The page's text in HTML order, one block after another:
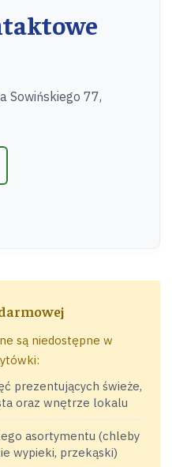
Sowińskiego 77,
są niedostępne w
prezentujących świeże,
oraz wnętrze lokalu
asortymentu (chleby
wypieki, przekąski)